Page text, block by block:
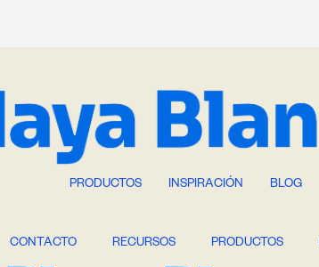
PRODUCTOS INSPIRACIÓN BLOG
CONTACTO RECURSOS PRODUCTOS